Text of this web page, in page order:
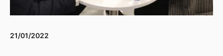
21/01/2022